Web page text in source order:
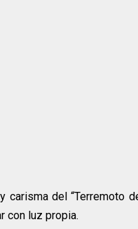
del “Terremoto
con luz propia.